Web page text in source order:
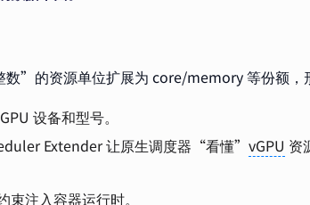
”的资源单位扩展为 core/memory 等份额，
设备和型号。
Extender 让原生调度器“看懂” vGPU 资
束注入容器运行时。